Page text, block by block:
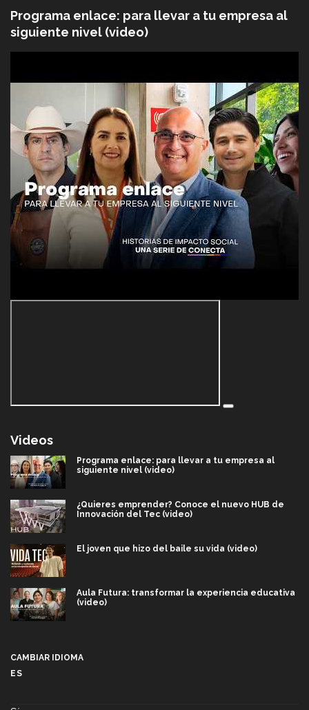
Programa enlace: para llevar a tu empresa al
siguiente nivel (video)
Videos
Programa enlace: para llevar a tu empresa al
siguiente nivel (video)
¿Quieres emprender? Conoce el nuevo HUB de
Innovación del Tec (video)
El joven que hizo del baile su vida (video)
Aula Futura: transformar la experiencia educativa
(video)
CAMBIAR IDIOMA
ES